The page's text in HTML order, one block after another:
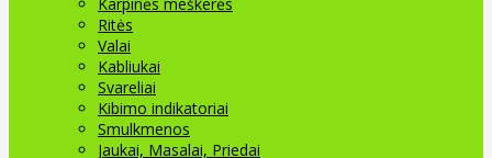
Ritės
Valai
Kabliukai
Svareliai
Kibimo indikatoriai
Smulkmenos
Jaukai, Masalai, Priedai